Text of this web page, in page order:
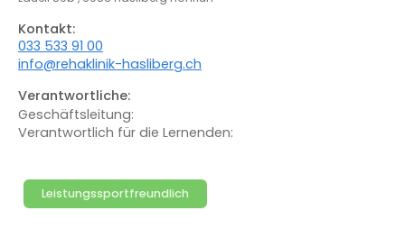
Kontakt:
033 533 91 00
info@rehaklinik-hasliberg.ch
Verantwortliche:
Geschäftsleitung:
Verantwortlich für die Lernenden:
Leistungssportfreundlich